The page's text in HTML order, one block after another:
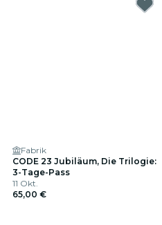
Fabrik
CODE 23 Jubiläum, Die Trilogie:
3-Tage-Pass
11 Okt.
65,00 €